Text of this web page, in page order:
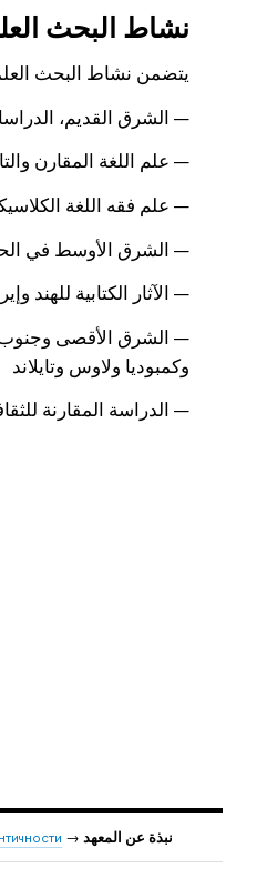
نشاط البحث
يتضمن نشاط البحث
— الشرق القديم،
— علم اللغة المقارن
— علم فقه اللغة
— الشرق الأوسط في
— الآثار الكتابية للهند
— الشرق الأقصى وجنوب
وكمبوديا ولاوس وتايلاند
— الدراسة المقارنة
→ نبذة عن المعهد